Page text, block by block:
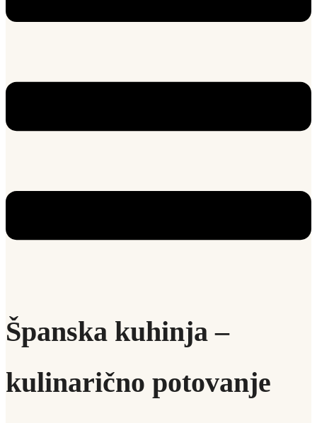
Španska kuhinja –
kulinarično potovanje